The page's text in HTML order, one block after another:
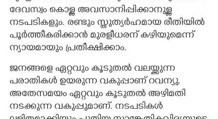
ദേവസ്വം കൊള്ള അവസാനിപ്പിക്കാനുള്ള
നടപടികളും. രണ്ടും സ്തുത്യർഹമായ രീതിയിൽ
പൂർത്തീകരിക്കാൻ മുരളീധരന് കഴിയുമെന്ന്
ന്യായമായും പ്രതീക്ഷിക്കാം.
ജനങ്ങളെ ഏറ്റവും കൂടുതൽ വലയ്ക്കുന്ന
പരാതികൾ ഉയരുന്ന വകുപ്പാണ് റവന്യു.
അതേസമയം ഏറ്റവും കൂടുതൽ അഴിമതി
നടക്കുന്ന വകുപ്പുമാണ്. നടപടികൾ